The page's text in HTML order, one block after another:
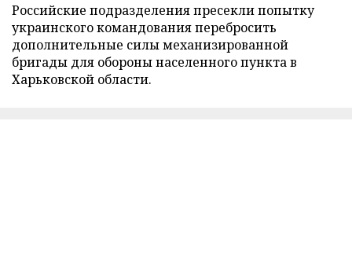
Российские подразделения пресекли попытку
украинского командования перебросить
дополнительные силы механизированной
бригады для обороны населенного пункта в
Харьковской области.